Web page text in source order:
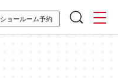
ショールーム予約